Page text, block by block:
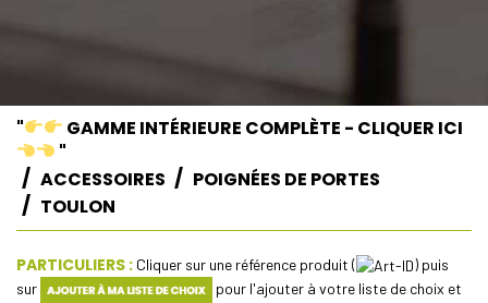
"
GAMME INTÉRIEURE COMPLÈTE - CLIQUER ICI
"
ACCESSOIRES
POIGNÉES DE PORTES
TOULON
PARTICULIERS : Cliquer sur une référence produit (
) puis
sur
pour l'ajouter à votre liste de choix et